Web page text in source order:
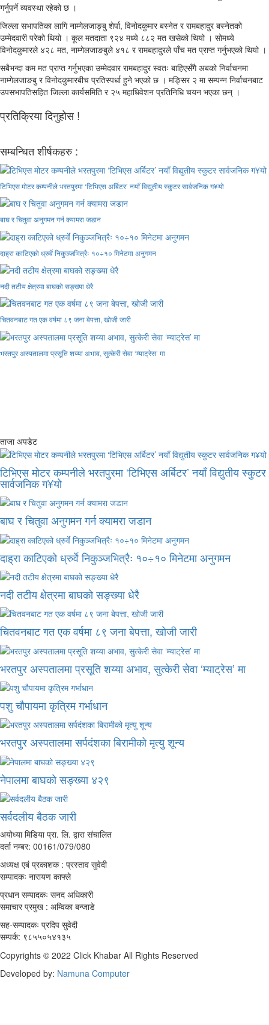
गर्नुपर्ने व्यवस्था रहेको छ ।
जिल्ला सभापतिका लागि नाम्गेलजाङ्बु शेर्पा, विनोदकुमार बस्नेत र रामबहादुर बस्नेतको
उम्मेदवारी परेको थियो । कूल मतदाता ९२४ मध्ये ८८२ मत खसेको थियो । सोमध्ये
विनोदकुमारले ४२८ मत, नाम्गेलजाङबुले ४१८ र रामबहादुरले पाँच मत प्राप्त गर्नुभएको थियो ।
सबैभन्दा कम मत प्राप्त गर्नुभएका उम्मेदवार रामबहादुर स्वतः बाहिएसँगै अबको निर्वाचनमा
नाम्गेलजाङबु र विनोदकुमारबीच प्रतिस्पर्धा हुने भएको छ । मङ्सिर २ मा सम्पन्न निर्वाचनबाट
उपसभापतिसहित जिल्ला कार्यसमिति र २५ महाधिवेशन प्रतिनिधि चयन भएका छन् ।
प्रतिक्रिया दिनुहोस !
सम्बन्धित शीर्षकहरु :
टिभिएस मोटर कम्पनीले भरतपुरमा ‘टिभिएस अर्बिटर’ नयाँ विद्युतीय स्कुटर सार्वजनिक ग¥यो
बाघ र चितुवा अनुगमन गर्न क्यामरा जडान
दाह्रा काटिएको ध्रुर्वे निकुञ्जभित्रैः १०÷१० मिनेटमा अनुगमन
नदी तटीय क्षेत्रमा बाघको सङ्ख्या धेरै
चितवनबाट गत एक वर्षमा ८९ जना बेपत्ता, खोजी जारी
भरतपुर अस्पतालमा प्रसूति शय्या अभाव, सुत्केरी सेवा ‘म्याट्रेस’ मा
ताजा अपडेट
टिभिएस मोटर कम्पनीले भरतपुरमा ‘टिभिएस अर्बिटर’ नयाँ विद्युतीय स्कुटर
सार्वजनिक ग¥यो
बाघ र चितुवा अनुगमन गर्न क्यामरा जडान
दाह्रा काटिएको ध्रुर्वे निकुञ्जभित्रैः १०÷१० मिनेटमा अनुगमन
नदी तटीय क्षेत्रमा बाघको सङ्ख्या धेरै
चितवनबाट गत एक वर्षमा ८९ जना बेपत्ता, खोजी जारी
भरतपुर अस्पतालमा प्रसूति शय्या अभाव, सुत्केरी सेवा ‘म्याट्रेस’ मा
पशु चौपायमा कृत्रिम गर्भाधान
भरतपुर अस्पतालमा सर्पदंशका बिरामीको मृत्यु शून्य
नेपालमा बाघको सङ्ख्या ४२९
सर्वदलीय बैठक जारी
अयोध्या मिडिया प्रा. लि. द्वारा संचालित
दर्ता नम्बर: 00161/079/080
अध्यक्ष एबं प्रकाशक : प्रस्ताव सुवेदी
सम्पादकः नारायण काफ्ले
प्रधान सम्पादकः सनद अधिकारी
समाचार प्रमुख : अम्विका बन्जाडे
सह-सम्पादकः प्रदिप सुवेदी
सम्पर्क: ९८५५०५४१३५
Copyrights © 2022 Click Khabar All Rights Reserved
Developed by: Namuna Computer